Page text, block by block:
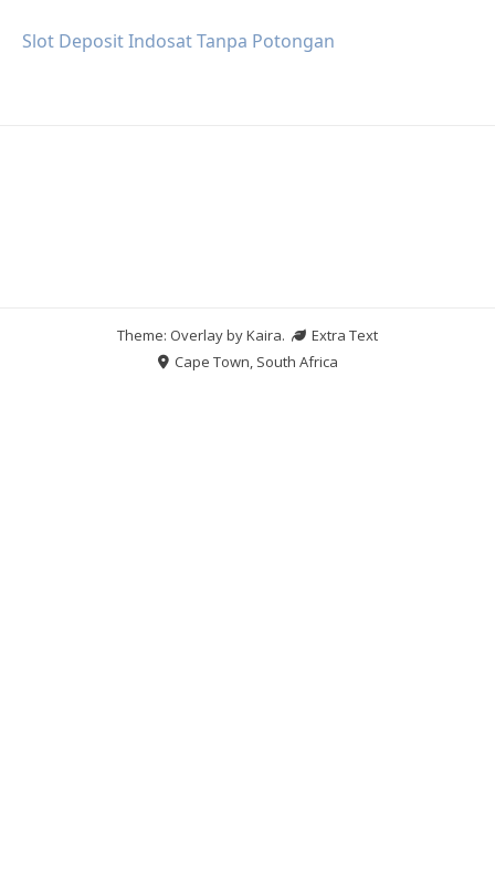
Slot Deposit Indosat Tanpa Potongan
Theme: Overlay byKaira.
Extra Text
Cape Town, South Africa